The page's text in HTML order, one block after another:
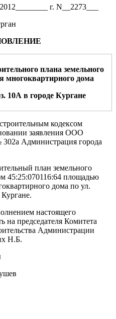
г. N__2273___
плана земельного
многоквартирного дома
10А в городе Кургане
кодексом
заявления ООО
302а Администрация города
план земельного
45:25:070116:64 площадью
дома по ул.
настоящего
на председателя Комитета
Администрации
Н.Б.